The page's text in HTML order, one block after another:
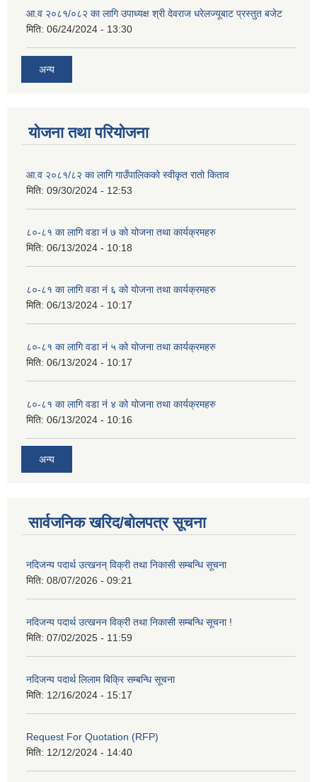
आ.व २०८१/०८२ का लागि उपाध्यक्ष श्री देवराज धरेलज्यूबाट प्रस्तुत बजेट
मिति: 06/24/2024 - 13:30
अन्य
योजना तथा परियोजना
आ.व २०८१/८२ का लागि गाउँपालिकको स्वीकृत रातो किताव
मिति: 09/30/2024 - 12:53
८०-८१ का लागि वडा नं ७ को योजना तथा कार्यक्रमहरु
मिति: 06/13/2024 - 10:18
८०-८१ का लागि वडा नं ६ को योजना तथा कार्यक्रमहरु
मिति: 06/13/2024 - 10:17
८०-८१ का लागि वडा नं ५ को योजना तथा कार्यक्रमहरु
मिति: 06/13/2024 - 10:17
८०-८१ का लागि वडा नं ४ को योजना तथा कार्यक्रमहरु
मिति: 06/13/2024 - 10:16
अन्य
सार्वजनिक खरिद/बोलपत्र सूचना
नदिजन्य पदार्थ उत्खनन् विक्री तथा निकासी सम्बन्धि सूचना
मिति: 08/07/2026 - 09:21
नदिजन्य पदार्थ उत्खनन विक्री तथा निकासी सम्बन्धि सूचना !
मिति: 07/02/2025 - 11:59
नदिजन्य पदार्थ लिलाम बिक्रि सम्बन्धि सूचना
मिति: 12/16/2024 - 15:17
Request For Quotation (RFP)
मिति: 12/12/2024 - 14:40